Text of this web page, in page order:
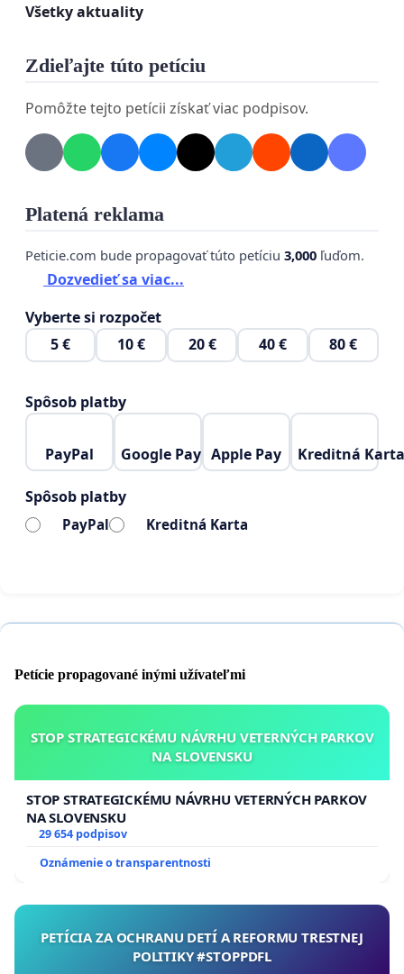
Všetky aktuality
Zdieľajte túto petíciu
Pomôžte tejto petícii získať viac podpisov.
Platená reklama
Peticie.com bude propagovať túto petíciu 3,000 ľuďom.
Dozvedieť sa viac...
Vyberte si rozpočet
5 €
10 € 20 € 40 € 80 €
Spôsob platby
PayPal Google Pay Apple Pay Kreditná Karta
Spôsob platby
PayPal Kreditná Karta
Petície propagované inými užívateľmi
STOP STRATEGICKÉMU NÁVRHU VETERNÝCH PARKOV
NA SLOVENSKU
STOP STRATEGICKÉMU NÁVRHU VETERNÝCH PARKOV
NA SLOVENSKU
29 654 podpisov
Oznámenie o transparentnosti
PETÍCIA ZA OCHRANU DETÍ A REFORMU TRESTNEJ
POLITIKY #STOPPDFL